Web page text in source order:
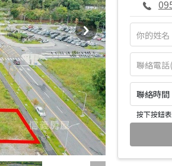
聯絡時
按下按鈕